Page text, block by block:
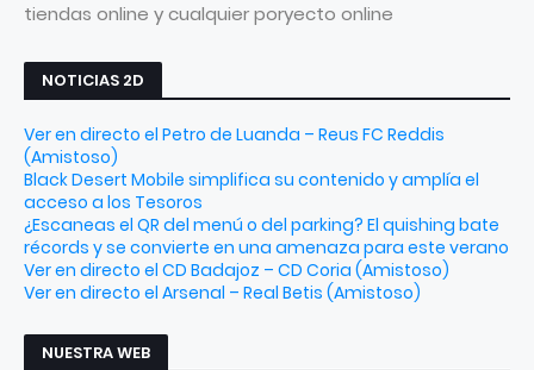
tiendas online y cualquier poryecto online
NOTICIAS 2D
Ver en directo el Petro de Luanda – Reus FC Reddis
(Amistoso)
Black Desert Mobile simplifica su contenido y amplía el
acceso a los Tesoros
¿Escaneas el QR del menú o del parking? El quishing bate
récords y se convierte en una amenaza para este verano
Ver en directo el CD Badajoz – CD Coria (Amistoso)
Ver en directo el Arsenal – Real Betis (Amistoso)
NUESTRA WEB